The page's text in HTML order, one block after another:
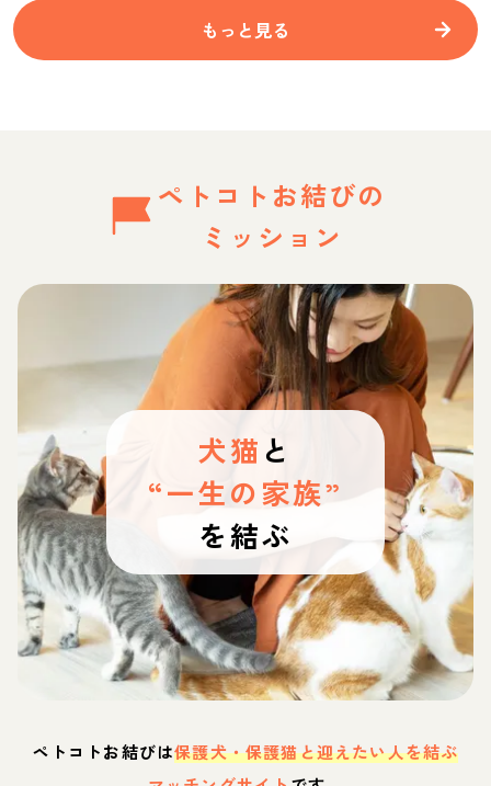
もっと見る
ペトコトお結びの
ミッション
犬猫 と
“一生の家族”
を結ぶ
ペトコトお結びは保護犬・保護猫と迎えたい人を結ぶ